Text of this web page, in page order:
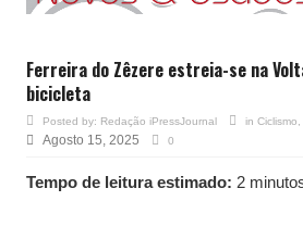
Ferreira do Zêzere estreia-se na
bicicleta
Posted by: Redação iPressJournal in Ciclismo
Agosto 15, 2025 0
Tempo de leitura estimado: 2